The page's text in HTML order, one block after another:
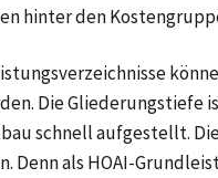
hinter den
Die Gliederungstiefe
schnell aufgestellt.
Denn als HOAI-